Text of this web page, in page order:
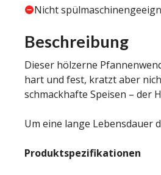
Nicht
Beschreibung
Dieser hölzerne
hart und fest, kratzt aber
schmackhafte Speisen – der
Um eine lange Lebensdauer
Produktspezifikationen